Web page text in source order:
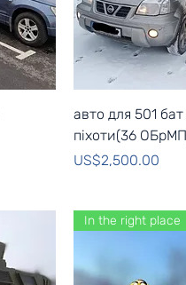
Quick
авто для 501
піхоти(36
Price
US$2,500.00
In the right place